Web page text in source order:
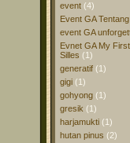
event (4)
Event GA
event GA
Evnet GA My
Silles (1)
generatif (1)
gigi (1)
gohyong (1)
gresik (1)
harjamukti (1)
hutan pinus (2)